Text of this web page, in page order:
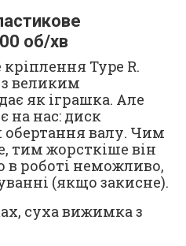
об/хв
Type R.
великим
як іграшка. Але
на нас: диск
обертання валу. Чим
тим жорсткіше він
в роботі неможливо,
(якщо закисне).
суха вижимка з